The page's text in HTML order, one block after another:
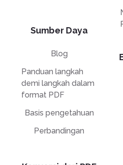
Sumber Daya
Blog
Panduan langkah
demi langkah dalam
format PDF
Basis pengetahuan
Perbandingan